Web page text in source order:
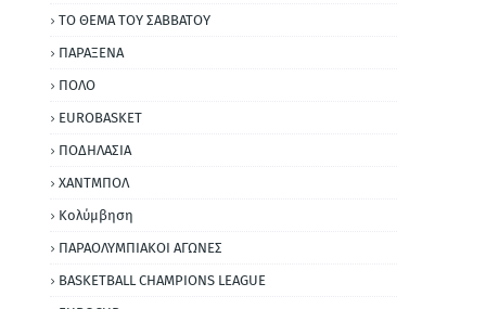
ΤΟ ΘΕΜΑ ΤΟΥ ΣΑΒΒΑΤΟΥ
ΠΑΡΑΞΕΝΑ
ΠΟΛΟ
EUROBASKET
ΠΟΔΗΛΑΣΙΑ
ΧΑΝΤΜΠΟΛ
Κολύμβηση
ΠΑΡΑΟΛΥΜΠΙΑΚΟΙ ΑΓΩΝΕΣ
BASKETBALL CHAMPIONS LEAGUE